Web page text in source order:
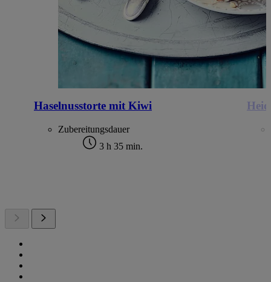
Haselnusstorte mit Kiwi
Zubereitungsdauer
3 h 35 min.